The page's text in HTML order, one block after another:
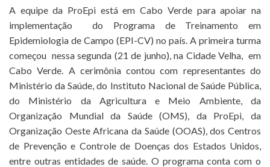
A equipe da ProEpi está em Cabo Verde para apoiar na
implementação do Programa de Treinamento em
Epidemiologia de Campo (EPI-CV) no país. A primeira turma
começou nessa segunda (21 de junho), na Cidade Velha, em
Cabo Verde. A cerimônia contou com representantes do
Ministério da Saúde, do Instituto Nacional de Saúde Pública,
do Ministério da Agricultura e Meio Ambiente, da
Organização Mundial da Saúde (OMS), da ProEpi, da
Organização Oeste Africana da Saúde (OOAS), dos Centros
de Prevenção e Controle de Doenças dos Estados Unidos,
entre outras entidades de saúde. O programa conta com o